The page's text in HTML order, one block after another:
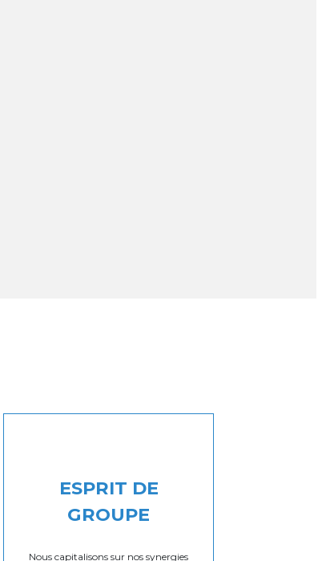
ESPRIT DE
GROUPE
Nous capitalisons sur nos synergies